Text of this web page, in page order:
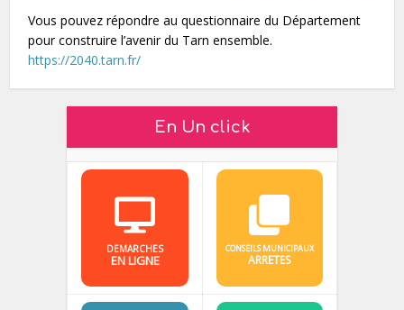
Vous pouvez répondre au questionnaire du Département
pour construire l’avenir du Tarn ensemble.
https://2040.tarn.fr/
En Un click
DEMARCHES
EN LIGNE
CONSEILS MUNICIPAUX
ARRETES